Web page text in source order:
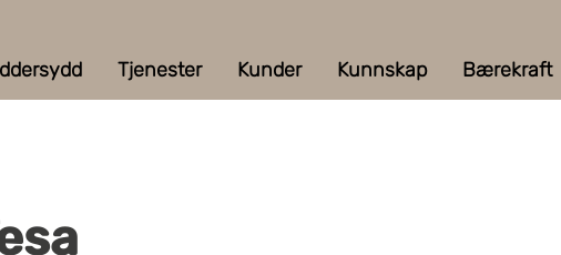
Tjenester Kunder Kunnskap Bærekraft